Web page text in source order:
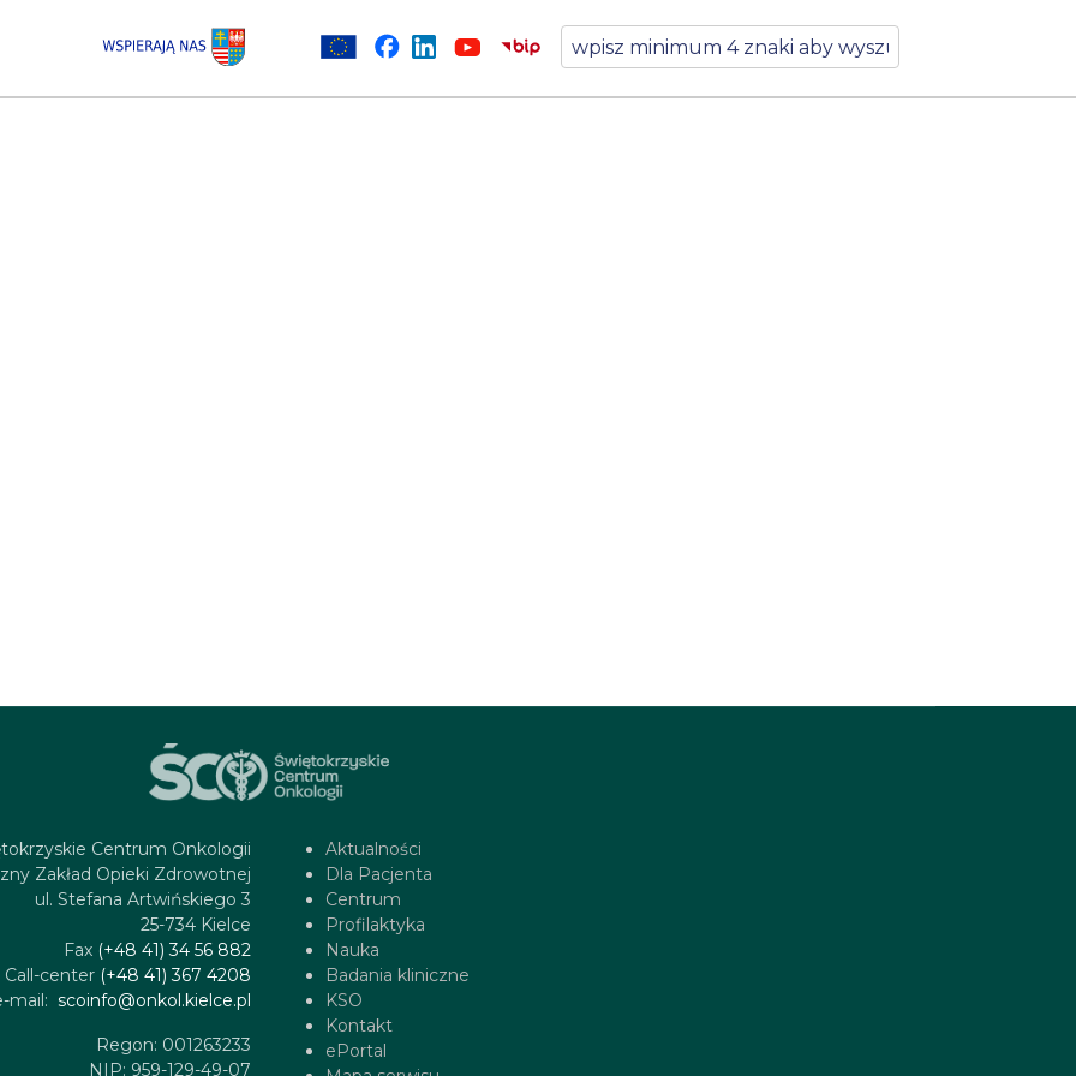
Centrum Onkologii
Zakład Opieki Zdrowotnej
ul. Stefana Artwińskiego 3
25-734 Kielce
Fax (+48 41) 34 56 882
Call-center (+48 41) 367 4208
mail: scoinfo@onkol.kielce.pl
Regon: 001263233
NIP: 959-129-49-07
Aktualności
Dla Pacjenta
Centrum
Profilaktyka
Nauka
Badania kliniczne
KSO
Kontakt
ePortal